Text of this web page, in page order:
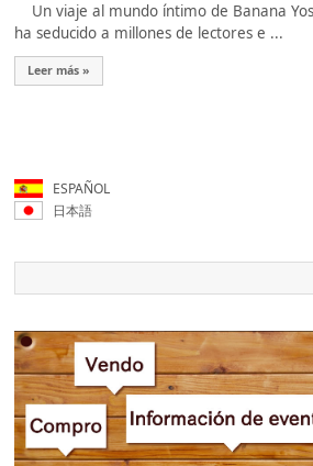
Un viaje al mundo íntimo de Banana
ha seducido a millones de lectores e ...
Leer más »
ESPAÑOL
日本語